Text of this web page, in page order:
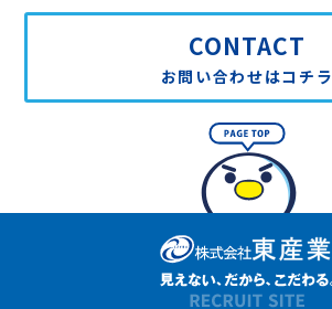
CONTACT
お問い合わせはコチラ